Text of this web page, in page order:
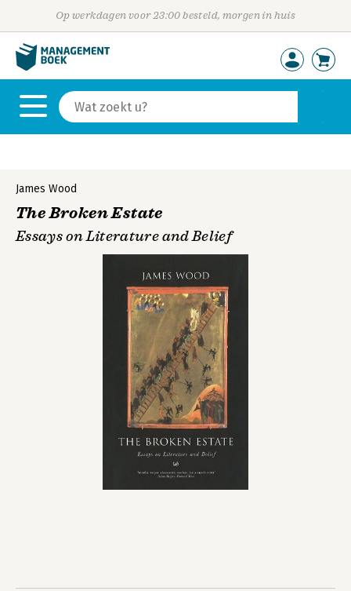
Op werkdagen voor 23:00 besteld, morgen in huis
James Wood
The Broken Estate
Essays on Literature and Belief